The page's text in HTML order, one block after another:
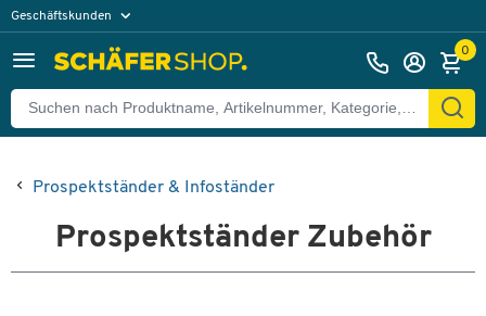
Geschäftskunden
0
Prospektständer & Infoständer
Prospektständer Zubehör